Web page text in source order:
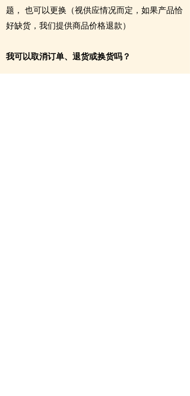
题，
也可以更换（视供应情况而定，如果产品恰
好缺货，我们提供商品价格退款）
我可以取消订单、退货或换货吗？